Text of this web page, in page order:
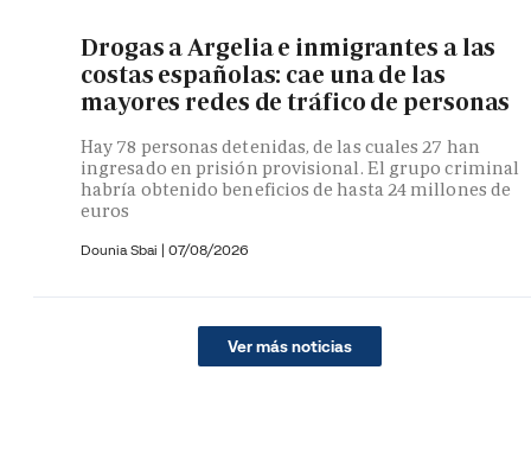
Drogas a Argelia e inmigrantes a las
costas españolas: cae una de las
mayores redes de tráfico de personas
Hay 78 personas detenidas, de las cuales 27 han
ingresado en prisión provisional. El grupo criminal
habría obtenido beneficios de hasta 24 millones de
euros
Dounia Sbai | 07/08/2026
Ver más noticias